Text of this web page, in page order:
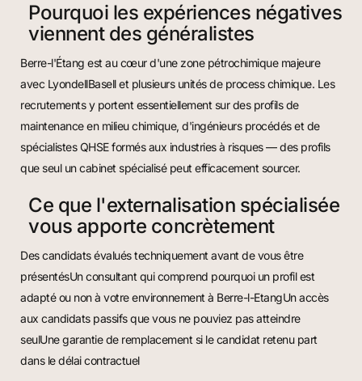
Pourquoi les expériences négatives
viennent des généralistes
Berre-l'Étang est au cœur d'une zone pétrochimique majeure
avec LyondellBasell et plusieurs unités de process chimique. Les
recrutements y portent essentiellement sur des profils de
maintenance en milieu chimique, d'ingénieurs procédés et de
spécialistes QHSE formés aux industries à risques — des profils
que seul un cabinet spécialisé peut efficacement sourcer.
Ce que l'externalisation spécialisée
vous apporte concrètement
Des candidats évalués techniquement avant de vous être
présentésUn consultant qui comprend pourquoi un profil est
adapté ou non à votre environnement à Berre-l-EtangUn accès
aux candidats passifs que vous ne pouviez pas atteindre
seulUne garantie de remplacement si le candidat retenu part
dans le délai contractuel